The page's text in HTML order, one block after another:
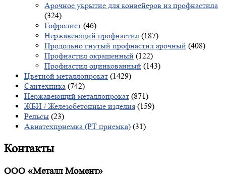
Арочное укрытие для конвейеров из профнастила
(324)
Гофролист (46)
Нержавеющий профнастил (187)
Продольно гнутый профнастил арочный (408)
Профнастил окрашенный (122)
Профнастил оцинкованный (143)
Цветной металлопрокат (1429)
Сантехника (742)
Нержавеющий металлопрокат (871)
ЖБИ / Железобетонные изделия (159)
Рельсы (23)
Авиатехприемка (РТ приемка) (31)
Контакты
ООО «Металл Момент»